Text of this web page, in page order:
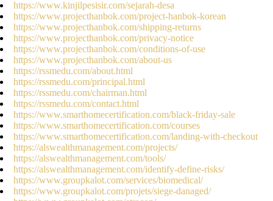
https://www.kinjilpesisir.com/sejarah-desa
https://www.projecthanbok.com/project-hanbok-korean
https://www.projecthanbok.com/shipping-returns
https://www.projecthanbok.com/privacy-notice
https://www.projecthanbok.com/conditions-of-use
https://www.projecthanbok.com/about-us
https://rssmedu.com/about.html
https://rssmedu.com/principal.html
https://rssmedu.com/chairman.html
https://rssmedu.com/contact.html
https://www.smarthomecertification.com/black-friday-sale
https://www.smarthomecertification.com/courses
https://www.smarthomecertification.com/landing-with-checkout
https://alswealthmanagement.com/projects/
https://alswealthmanagement.com/tools/
https://alswealthmanagement.com/identify-define-risks/
https://www.groupkalot.com/services/biomedical/
https://www.groupkalot.com/projets/siege-danaged/